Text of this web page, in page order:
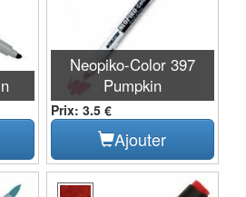
Neopiko-Color 397
Pumpkin
Prix: 3.5 €
Ajouter